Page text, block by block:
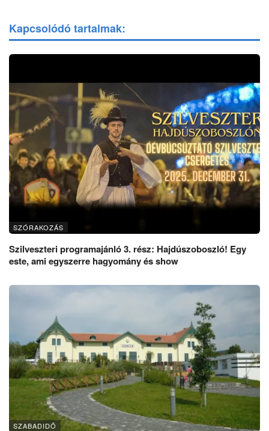
Kapcsolódó tartalmak:
SZÓRAKOZÁS
Szilveszteri programajánló 3. rész: Hajdúszoboszló! Egy
este, ami egyszerre hagyomány és show
SZABADIDŐ